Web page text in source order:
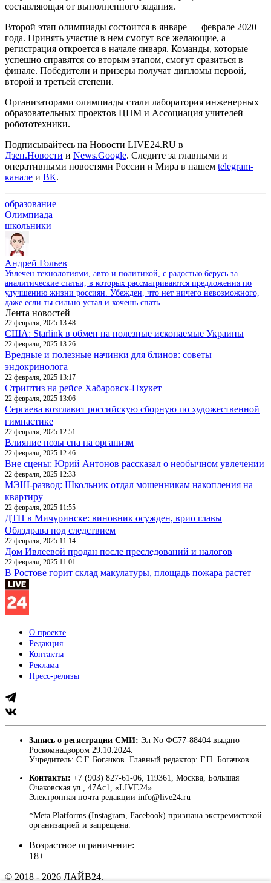
составляющая от выполненного задания.
Второй этап олимпиады состоится в январе — феврале 2020
года. Принять участие в нем смогут все желающие, а
регистрация откроется в начале января. Команды, которые
успешно справятся со вторым этапом, смогут сразиться в
финале. Победители и призеры получат дипломы первой,
второй и третьей степени.
Организаторами олимпиады стали лаборатория инженерных
образовательных проектов ЦПМ и Ассоциация учителей
робототехники.
Подписывайтесь на Новости LIVE24.RU в
Дзен.Новости и News.Google. Следите за главными и
оперативными новостями России и Мира в нашем telegram-
канале и ВК.
образование
Олимпиада
школьники
Андрей Гольев
Увлечен технологиями, авто и политикой, с радостью берусь за
аналитические статьи, в которых рассматриваются предложения по
улучшению жизни россиян. Убежден, что нет ничего невозможного,
даже если ты сильно устал и хочешь спать.
Лента новостей
22 февраля, 2025 13:48
США: Starlink в обмен на полезные ископаемые Украины
22 февраля, 2025 13:26
Вредные и полезные начинки для блинов: советы
эндокринолога
22 февраля, 2025 13:17
Стриптиз на рейсе Хабаровск-Пхукет
22 февраля, 2025 13:06
Сергаева возглавит российскую сборную по художественной
гимнастике
22 февраля, 2025 12:51
Влияние позы сна на организм
22 февраля, 2025 12:46
Вне сцены: Юрий Антонов рассказал о необычном увлечении
22 февраля, 2025 12:33
МЭШ-развод: Школьник отдал мошенникам накопления на
квартиру
22 февраля, 2025 11:55
ДТП в Мичуринске: виновник осужден, врио главы
Облздрава под следствием
22 февраля, 2025 11:14
Дом Ивлеевой продан после преследований и налогов
22 февраля, 2025 11:01
В Ростове горит склад макулатуры, площадь пожара растет
О проекте
Редакция
Контакты
Реклама
Пресс-релизы
Запись о регистрации СМИ: Эл No ФС77-88404 выдано
Роскомнадзором 29.10.2024.
Учредитель: С.Г. Богачков. Главный редактор: Г.П. Богачков.
Контакты: +7 (903) 827-61-06, 119361, Москва, Большая
Очаковская ул., 47Ас1, «LIVE24».
Электронная почта редакции info@live24.ru
*Meta Platforms (Instagram, Facebook) признана экстремистской
организацией и запрещена.
Возрастное ограничение:
18+
© 2018 - 2026 ЛАЙВ24.